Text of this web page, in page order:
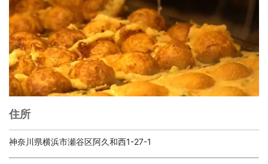
住所
神奈川県横浜市瀬谷区阿久和西1-27-1